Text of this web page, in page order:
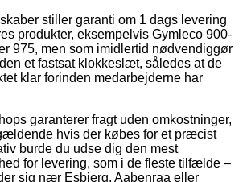
stiller garanti om 1 dags levering
produkter, eksempelvis Gymleco 900-
975, men som imidlertid nødvendiggør
et fastsat klokkeslæt, således at de
klar forinden medarbejderne har
garanterer fragt uden omkostninger,
hvis der købes for et præcist
burde du udse dig den mest
for levering, som i de fleste tilfælde –
sig nær Esbjerg, Aabenraa eller